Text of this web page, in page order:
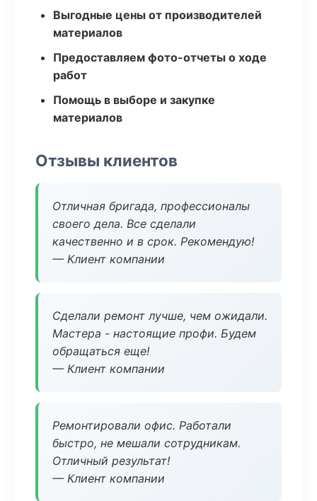
Выгодные цены от производителей
материалов
Предоставляем фото-отчеты о ходе
работ
Помощь в выборе и закупке
материалов
Отзывы клиентов
Отличная бригада, профессионалы
своего дела. Все сделали
качественно и в срок. Рекомендую!
— Клиент компании
Сделали ремонт лучше, чем ожидали.
Мастера - настоящие профи. Будем
обращаться еще!
— Клиент компании
Ремонтировали офис. Работали
быстро, не мешали сотрудникам.
Отличный результат!
— Клиент компании